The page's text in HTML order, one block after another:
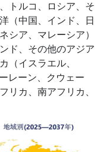
トルコ、ロシア、そ
（中国、インド、日
シア、マレーシア）
ド、その他のアジア
（イスラエル、
レーン、クウェー
リカ、南アフリカ、